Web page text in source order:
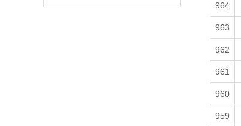
964
963
962
961
960
959